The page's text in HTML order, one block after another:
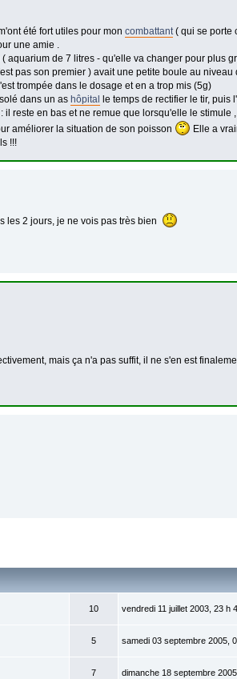
été fort utiles pour mon combattant( qui se porte
une amie .
aquarium de 7 litres - qu'elle va changer pour plus
pas son premier ) avait une petite boule au
trompée dans le dosage et en a trop mis (5g)
dans un as hôpital le temps de rectifier le tir, puis
reste en bas et ne remue que lorsqu'elle le stimule
améliorer la situation de son poisson
Elle a
!!!
les 2 jours, je ne vois pas très bien
mais ça n'a pas suffit, il ne s'en est
10 vendredi 11 juillet 2003, 23 h
5 samedi 03 septembre 2005,
7 dimanche 18 septembre